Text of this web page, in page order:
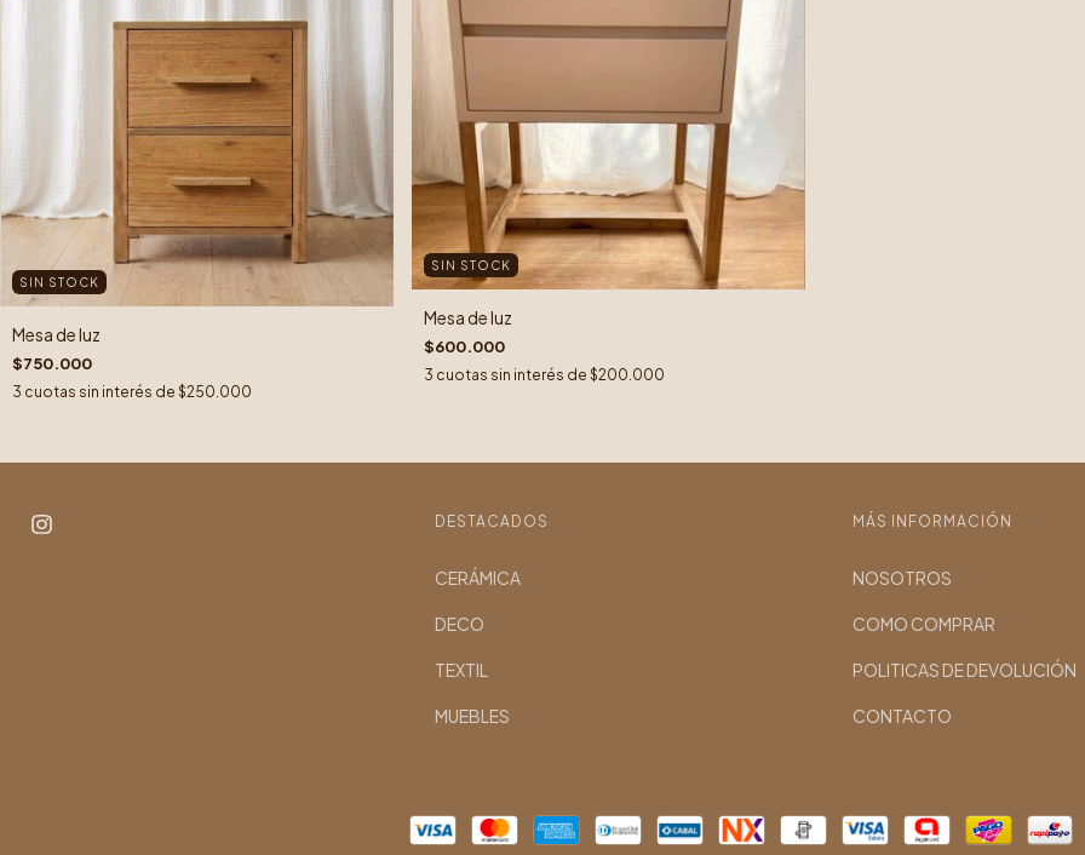
SIN STOCK
Mesa de luz
$750.000
3 cuotas sin interés de $250.000
SIN STOCK
Mesa de luz
$600.000
3 cuotas sin interés de $200.000
DESTACADOS
CERÁMICA
DECO
TEXTIL
MUEBLES
MÁS INFORMACIÓN
NOSOTROS
COMO COMPRAR
POLITICAS DE DEVOLUCIÓN
CONTACTO